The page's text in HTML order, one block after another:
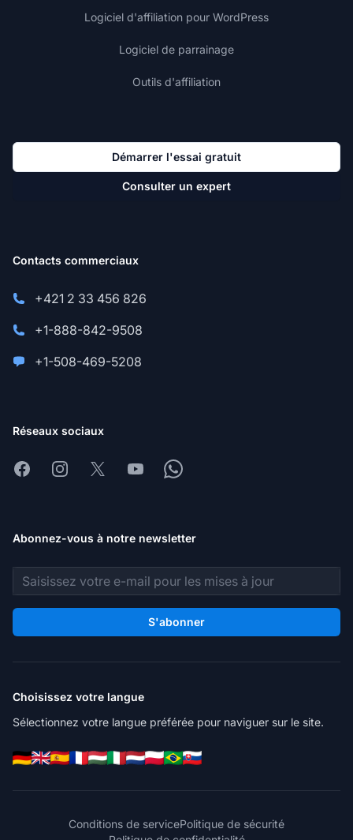
Logiciel d'affiliation pour WordPress
Logiciel de parrainage
Outils d'affiliation
Démarrer l'essai gratuit
Consulter un expert
Contacts commerciaux
+421 2 33 456 826
+1-888-842-9508
+1-508-469-5208
Réseaux sociaux
FacebookInstagram
X YoutubeWhatsapp
Abonnez-vous à notre newsletter
Adresse e-mail
S'abonner
Choisissez votre langue
Sélectionnez votre langue préférée pour naviguer sur le site.
Conditions de servicePolitique de sécurité